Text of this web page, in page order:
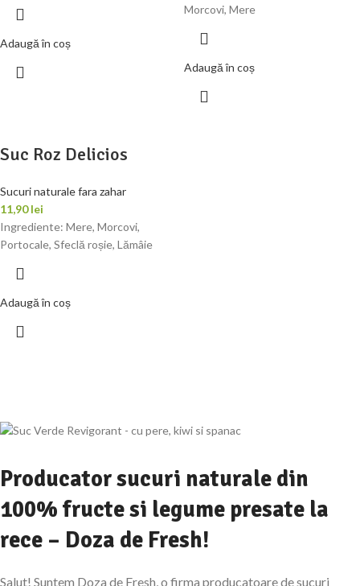
Adaugă în coș
Morcovi, Mere
Adaugă în coș
Suc Roz Delicios
Sucuri naturale fara zahar
11,90lei
Ingrediente: Mere, Morcovi,
Portocale, Sfeclă roșie, Lămâie
Adaugă în coș
Producator sucuri naturale din
100% fructe si legume presate la
rece – Doza de Fresh!
Salut! Suntem Doza de Fresh, o firma producatoare de sucuri